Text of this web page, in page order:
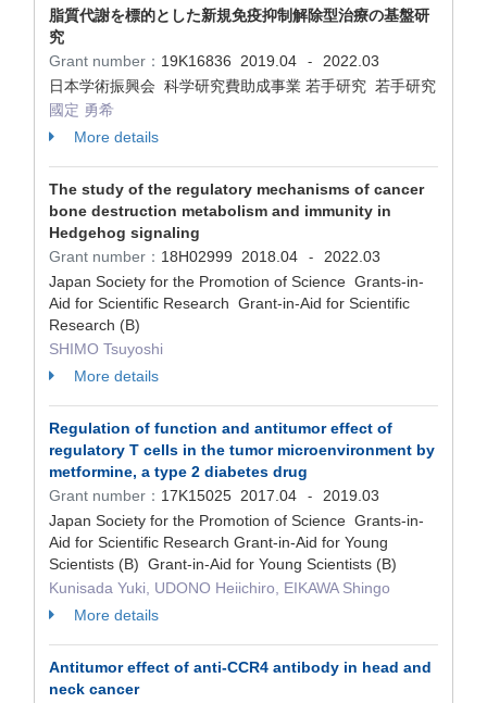
脂質代謝を標的とした新規免疫抑制解除型治療の基盤研
究
Grant number： 19K16836 2019.04 -
2022.03
日本学術振興会 科学研究費助成事業 若手研究 若手研究
國定 勇希
More details
The study of the regulatory mechanisms of cancer
bone destruction metabolism and immunity in
Hedgehog signaling
Grant number： 18H02999 2018.04 -
2022.03
Japan Society for the Promotion of Science Grants-in-
Aid for Scientific Research Grant-in-Aid for Scientific
Research (B)
SHIMO Tsuyoshi
More details
Regulation of function and antitumor effect of
regulatory T cells in the tumor microenvironment by
metformine, a type 2 diabetes drug
Grant number： 17K15025 2017.04 -
2019.03
Japan Society for the Promotion of Science Grants-in-
Aid for Scientific Research Grant-in-Aid for Young
Scientists (B) Grant-in-Aid for Young Scientists (B)
Kunisada Yuki, UDONO Heiichiro, EIKAWA Shingo
More details
Antitumor effect of anti-CCR4 antibody in head and
neck cancer